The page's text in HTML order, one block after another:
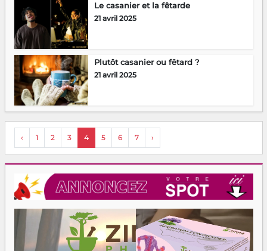
Le casanier et la fêtarde
21 avril 2025
Plutôt casanier ou fêtard ?
21 avril 2025
‹ 1 2 3 4 5 6 7 ›